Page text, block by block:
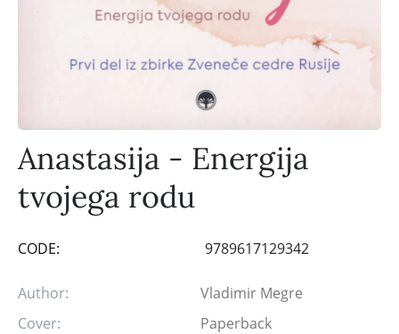
Anastasija - Energija
tvojega rodu
CODE: 9789617129342
Author:
Vladimir Megre
Cover:
Paperback